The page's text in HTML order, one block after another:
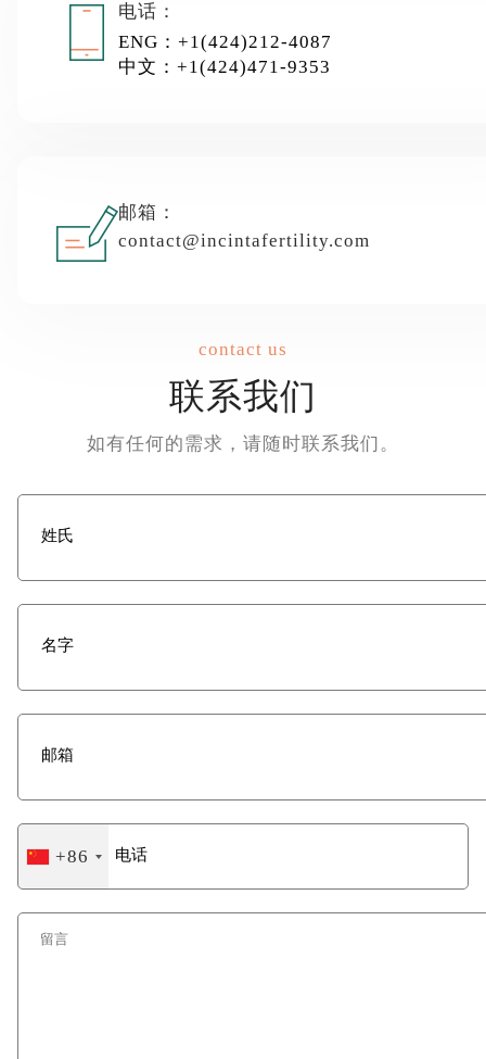
电话：
ENG：+1(424)212-4087
中文：+1(424)471-9353
邮箱：
contact@incintafertility.com
contact us
联系我们
如有任何的需求，请随时联系我们。
China
+86